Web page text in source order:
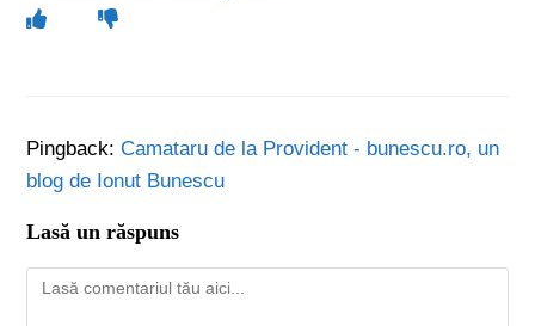
Pingback:Camataru de la Provident - bunescu.ro, un
blog de Ionut Bunescu
Lasă un răspuns